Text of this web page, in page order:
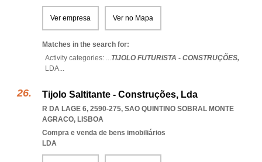
Ver empresa Ver no Mapa
Matches in the search for:
Activity categories: ...TIJOLO FUTURISTA - CONSTRUÇÕES,
LDA...
Tijolo Saltitante - Construções, Lda
R DA LAGE 6, 2590-275, SAO QUINTINO SOBRAL MONTE
AGRACO, LISBOA
Compra e venda de bens imobiliários
LDA